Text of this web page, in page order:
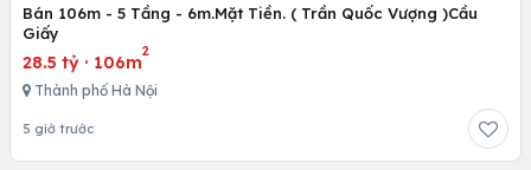
Bán 106m - 5 Tầng - 6m.Mặt Tiền. ( Trần Quốc Vượng )Cầu
Giấy
28.5 tỷ · 106m
2
Thành phố Hà Nội
5 giờ trước